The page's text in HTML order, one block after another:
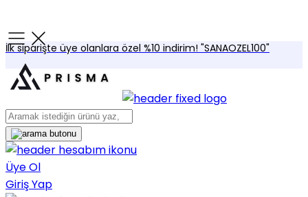
İlk siparişte üye olanlara özel %10 indirim! "SANAOZEL100"
Üye Ol
Giriş Yap